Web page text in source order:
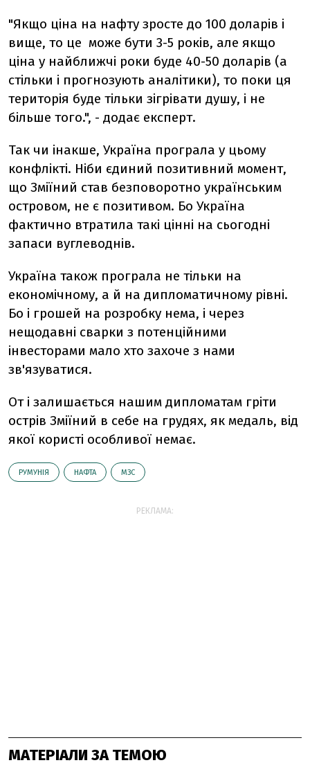
"Якщо ціна на нафту зросте до 100 доларів і
вище, то це може бути 3-5 років, але якщо
ціна у найближчі роки буде 40-50 доларів (а
стільки і прогнозують аналітики), то поки ця
територія буде тільки зігрівати душу, і не
більше того.", - додає експерт.
Так чи інакше, Україна програла у цьому
конфлікті. Ніби єдиний позитивний момент,
що Зміїний став безповоротно українським
островом, не є позитивом. Бо Україна
фактично втратила такі цінні на сьогодні
запаси вуглеводнів.
Україна також програла не тільки на
економічному, а й на дипломатичному рівні.
Бо і грошей на розробку нема, і через
нещодавні сварки з потенційними
інвесторами мало хто захоче з нами
зв'язуватися.
От і залишається нашим дипломатам гріти
острів Зміїний в себе на грудях, як медаль, від
якої користі особливої немає.
РУМУНІЯ НАФТА МЗС
РЕКЛАМА:
МАТЕРІАЛИ ЗА ТЕМОЮ